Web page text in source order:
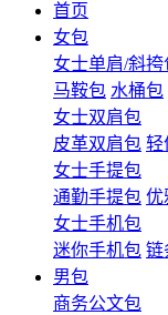
首页
女包
女士单肩/斜挎
马鞍包 水桶包
女士双肩包
皮革双肩包 轻
女士手提包
通勤手提包 优
女士手机包
迷你手机包 链
男包
商务公文包